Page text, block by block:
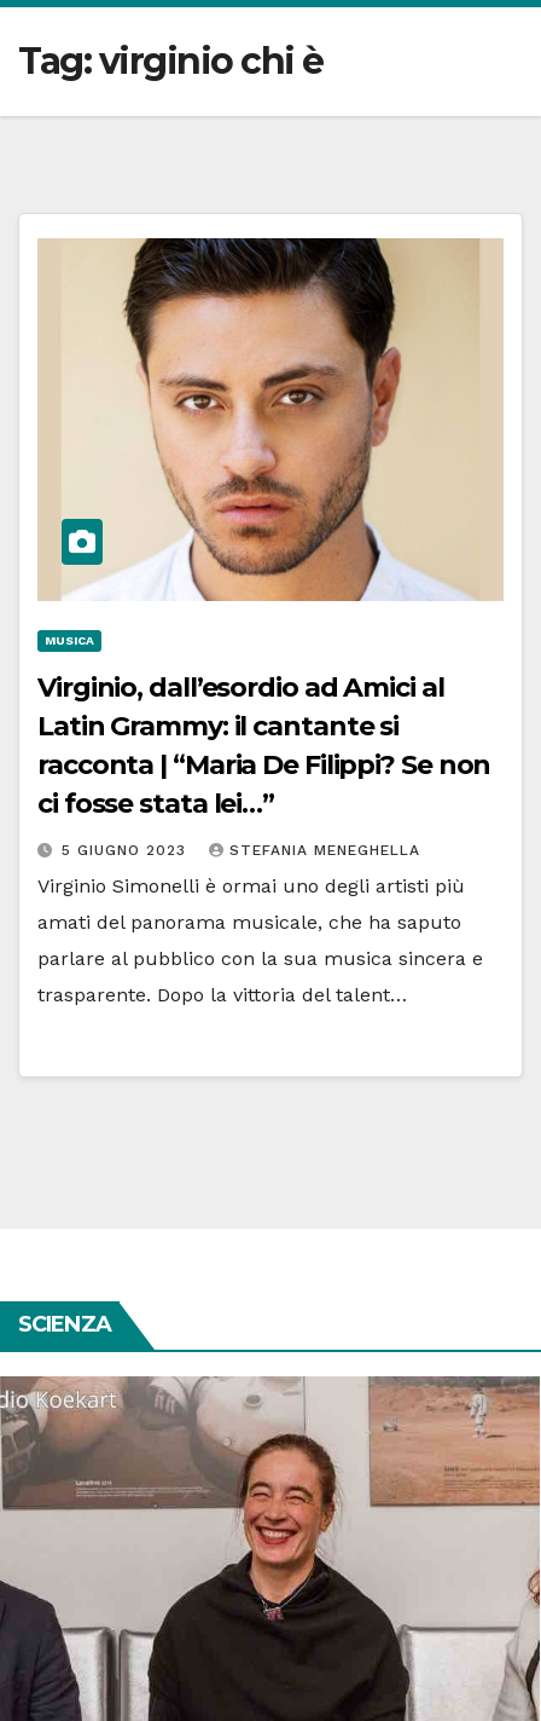
Tag:virginio chi è
MUSICA
Virginio, dall’esordio ad Amici al
Latin Grammy: il cantante si
racconta | “Maria De Filippi? Se non
ci fosse stata lei…”
5 GIUGNO 2023 STEFANIA MENEGHELLA
Virginio Simonelli è ormai uno degli artisti più
amati del panorama musicale, che ha saputo
parlare al pubblico con la sua musica sincera e
trasparente. Dopo la vittoria del talent…
SCIENZA